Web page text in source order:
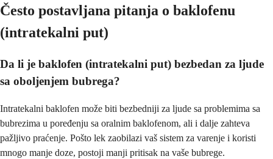
Često postavljana pitanja o baklofenu
(intratekalni put)
Da li je baklofen (intratekalni put) bezbedan za ljude
sa oboljenjem bubrega?
Intratekalni baklofen može biti bezbedniji za ljude sa problemima sa
bubrezima u poređenju sa oralnim baklofenom, ali i dalje zahteva
pažljivo praćenje. Pošto lek zaobilazi vaš sistem za varenje i koristi
mnogo manje doze, postoji manji pritisak na vaše bubrege.